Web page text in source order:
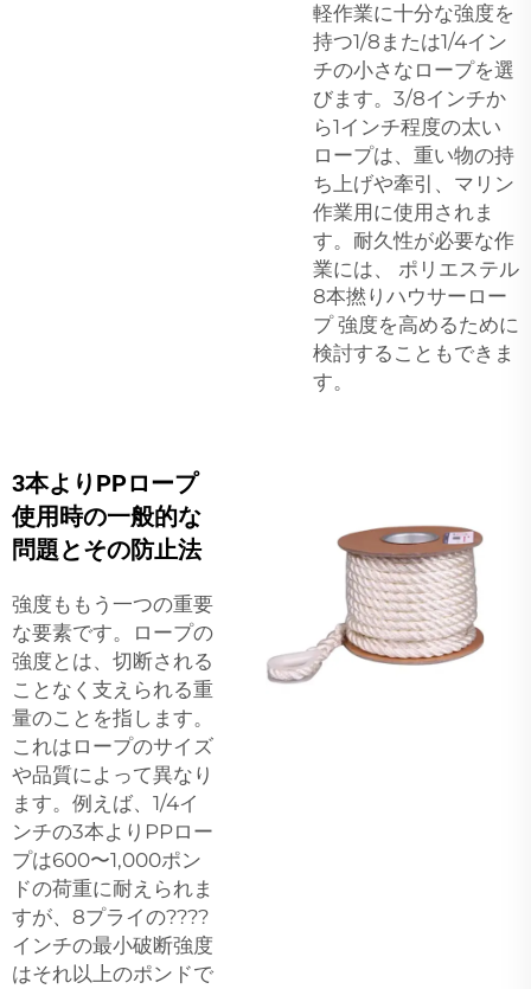
軽作業に十分な強度を
持つ1/8または1/4イン
チの小さなロープを選
びます。3/8インチか
ら1インチ程度の太い
ロープは、重い物の持
ち上げや牽引、マリン
作業用に使用されま
す。耐久性が必要な作
業には、 ポリエステル
8本撚りハウサーロー
プ強度を高めるために
検討することもできま
す。
3本よりPPロープ
使用時の一般的な
問題とその防止法
強度ももう一つの重要
な要素です。ロープの
強度とは、切断される
ことなく支えられる重
量のことを指します。
これはロープのサイズ
や品質によって異なり
ます。例えば、1/4イ
ンチの3本よりPPロー
プは600〜1,000ポン
ドの荷重に耐えられま
すが、8プライの????
インチの最小破断強度
はそれ以上のポンドで